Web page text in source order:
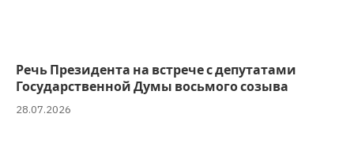
Речь Президента на встрече с депутатами
Государственной Думы восьмого созыва
28.07.2026